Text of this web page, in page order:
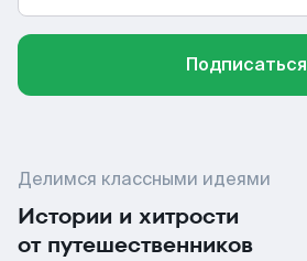
Подписаться
Делимся классными идеями
Истории и хитрости
от путешественников